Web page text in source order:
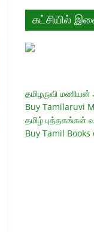
கட்சியில்
தமிழருவி
Buy Tamilaruvi
தமிழ் புத்தகங்கள்
Buy Tamil